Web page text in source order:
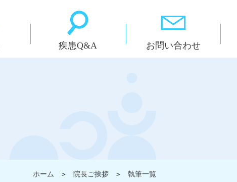
疾患Q&A お問い合わせ
ホーム ＞ 院長ご挨拶 ＞ 執筆一覧